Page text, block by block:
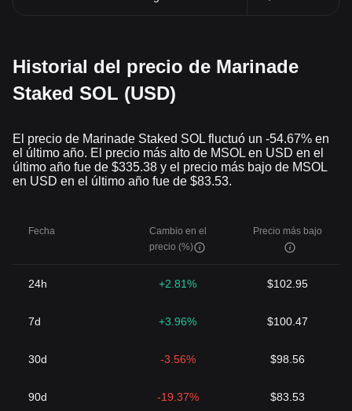
Historial del precio de Marinade
Staked SOL (USD)
El precio de Marinade Staked SOL fluctuó un -54.67% en
el último año. El precio más alto de MSOL en USD en el
último año fue de $335.38 y el precio más bajo de MSOL
en USD en el último año fue de $83.53.
Fecha
Cambio en el
precio (%)
Precio más bajo
24h +2.81% $102.95
7d +3.96% $100.47
30d -3.56% $98.56
90d -19.37% $83.53